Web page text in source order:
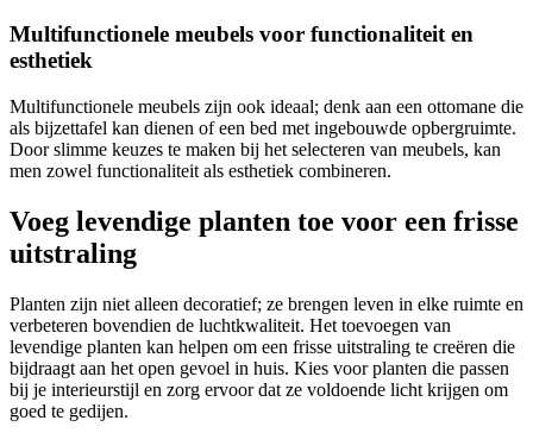
Multifunctionele meubels voor functionaliteit en
esthetiek
Multifunctionele meubels zijn ook ideaal; denk aan een ottomane die
als bijzettafel kan dienen of een bed met ingebouwde opbergruimte.
Door slimme keuzes te maken bij het selecteren van meubels, kan
men zowel functionaliteit als esthetiek combineren.
Voeg levendige planten toe voor een frisse
uitstraling
Planten zijn niet alleen decoratief; ze brengen leven in elke ruimte en
verbeteren bovendien de luchtkwaliteit. Het toevoegen van
levendige planten kan helpen om een frisse uitstraling te creëren die
bijdraagt aan het open gevoel in huis. Kies voor planten die passen
bij je interieurstijl en zorg ervoor dat ze voldoende licht krijgen om
goed te gedijen.